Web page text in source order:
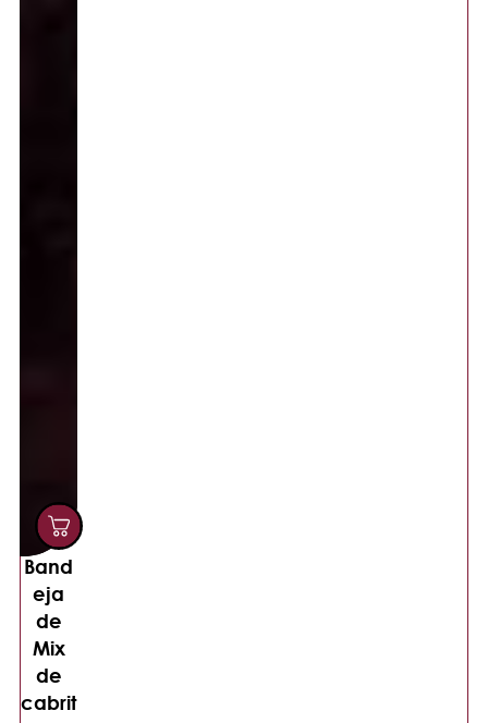
Band
eja
de
Mix
de
cabrit